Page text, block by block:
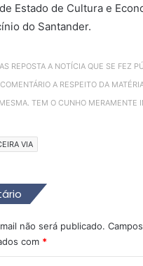
Estado de Cultura e
do Santander.
REPOSTA A NOTÍCIA QUE SE FEZ
A RESPEITO DA
TEM O CUNHO MERAMENTE
VIA
não será publicado. Campos
com *